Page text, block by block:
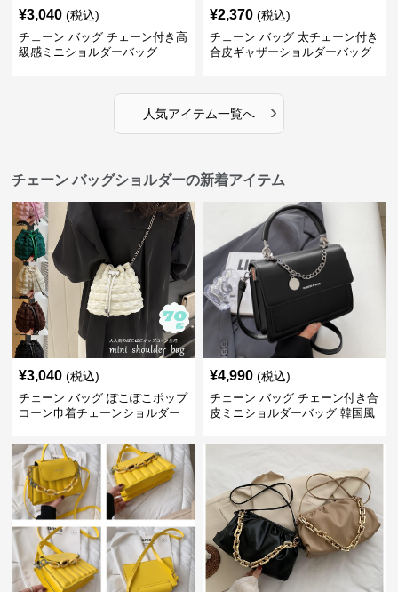
¥3,040 (税込)
チェーン バッグ チェーン付き高
級感ミニショルダーバッグ
¥2,370 (税込)
チェーン バッグ 太チェーン付き
合皮ギャザーショルダーバッグ
人気アイテム一覧へ ›
チェーン バッグショルダーの新着アイテム
¥3,040 (税込)
チェーン バッグ ぽこぽこポップ
コーン巾着チェーンショルダー
¥4,990 (税込)
チェーン バッグ チェーン付き合
皮ミニショルダーバッグ 韓国風